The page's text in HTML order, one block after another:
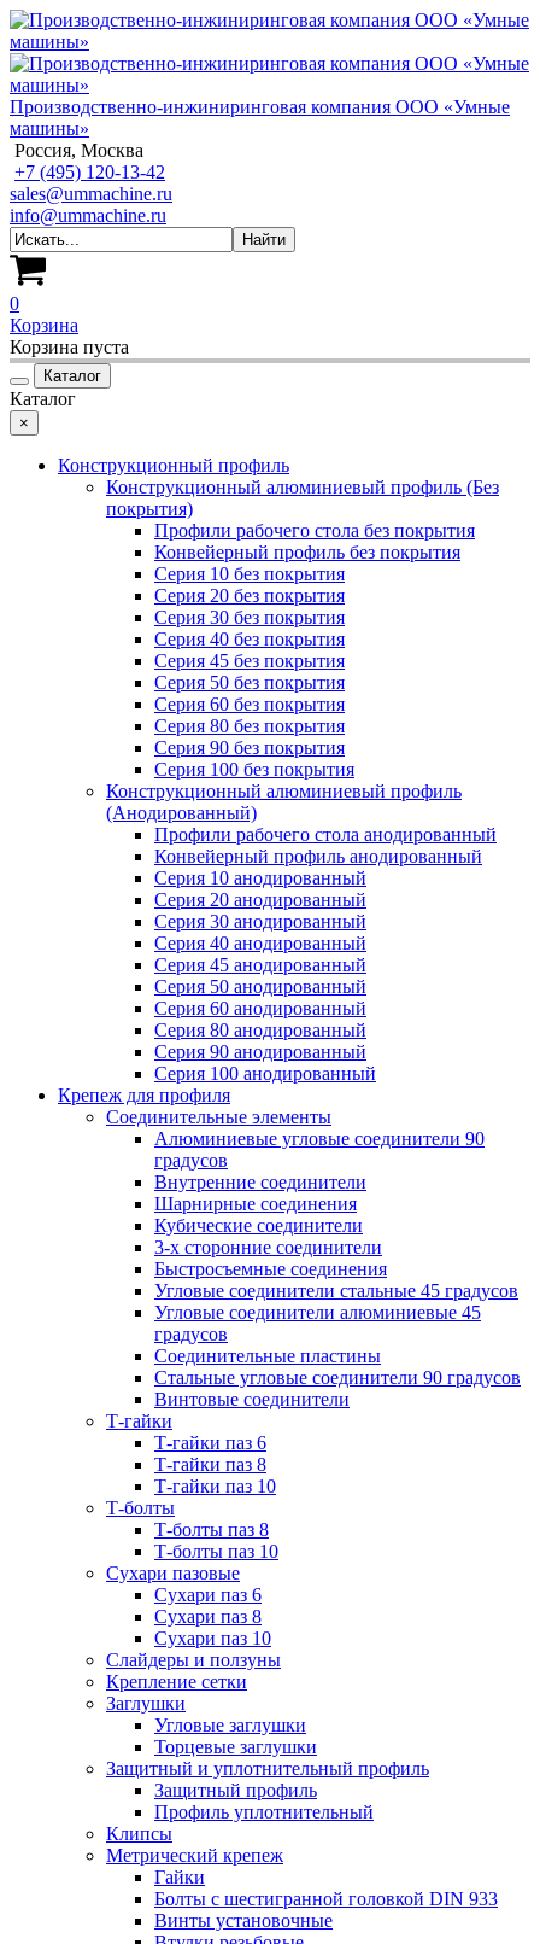
Производственно-инжиниринговая компания ООО «Умные
машины»
Россия, Москва
+7 (495) 120-13-42
sales@ummachine.ru
info@ummachine.ru
0
Корзина
Корзина пуста
Каталог
Каталог
×
Конструкционный профиль
Конструкционный алюминиевый профиль (Без
покрытия)
Профили рабочего стола без покрытия
Конвейерный профиль без покрытия
Серия 10 без покрытия
Серия 20 без покрытия
Серия 30 без покрытия
Серия 40 без покрытия
Серия 45 без покрытия
Серия 50 без покрытия
Серия 60 без покрытия
Серия 80 без покрытия
Серия 90 без покрытия
Серия 100 без покрытия
Конструкционный алюминиевый профиль
(Анодированный)
Профили рабочего стола анодированный
Конвейерный профиль анодированный
Серия 10 анодированный
Серия 20 анодированный
Серия 30 анодированный
Серия 40 анодированный
Серия 45 анодированный
Серия 50 анодированный
Серия 60 анодированный
Серия 80 анодированный
Серия 90 анодированный
Серия 100 анодированный
Крепеж для профиля
Соединительные элементы
Алюминиевые угловые соединители 90
градусов
Внутренние соединители
Шарнирные соединения
Кубические соединители
3-х сторонние соединители
Быстросъемные соединения
Угловые соединители стальные 45 градусов
Угловые соединители алюминиевые 45
градусов
Соединительные пластины
Стальные угловые соединители 90 градусов
Винтовые соединители
Т-гайки
Т-гайки паз 6
Т-гайки паз 8
Т-гайки паз 10
Т-болты
Т-болты паз 8
Т-болты паз 10
Сухари пазовые
Сухари паз 6
Сухари паз 8
Сухари паз 10
Слайдеры и ползуны
Крепление сетки
Заглушки
Угловые заглушки
Торцевые заглушки
Защитный и уплотнительный профиль
Защитный профиль
Профиль уплотнительный
Клипсы
Метрический крепеж
Гайки
Болты с шестигранной головкой DIN 933
Винты установочные